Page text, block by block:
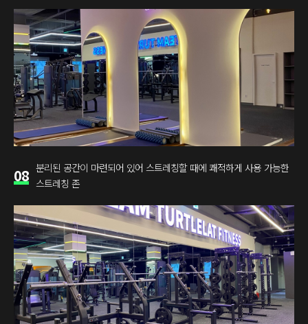
08 분리된 공간이 마련되어 있어 스트레칭할 때에 쾌적하게 사용 가능한
스트레칭 존